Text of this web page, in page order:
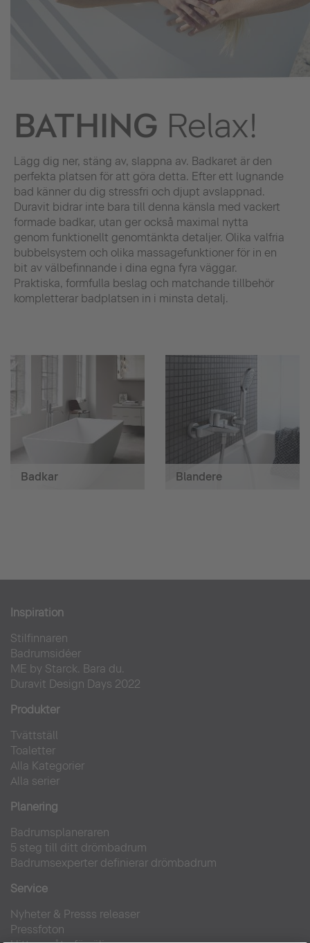
BATHING Relax!
Lägg dig ner, stäng av, slappna av. Badkaret är den
perfekta platsen för att göra detta. Efter ett lugnande
bad känner du dig stressfri och djupt avslappnad.
Duravit bidrar inte bara till denna känsla med vackert
formade badkar, utan ger också maximal nytta
genom funktionellt genomtänkta detaljer. Olika valfria
bubbelsystem och olika massagefunktioner för in en
bit av välbefinnande i dina egna fyra väggar.
Praktiska, formfulla beslag och matchande tillbehör
kompletterar badplatsen in i minsta detalj.
Badkar Blandere
Inspiration
Stilfinnaren
Badrumsidéer
ME by Starck. Bara du.
Duravit Design Days 2022
Produkter
Tvättställ
Toaletter
Alla Kategorier
Alla serier
Planering
Badrumsplaneraren
5 steg till ditt drömbadrum
Badrumsexperter definierar drömbadrum
Service
Nyheter & Presss releaser
Pressfoton